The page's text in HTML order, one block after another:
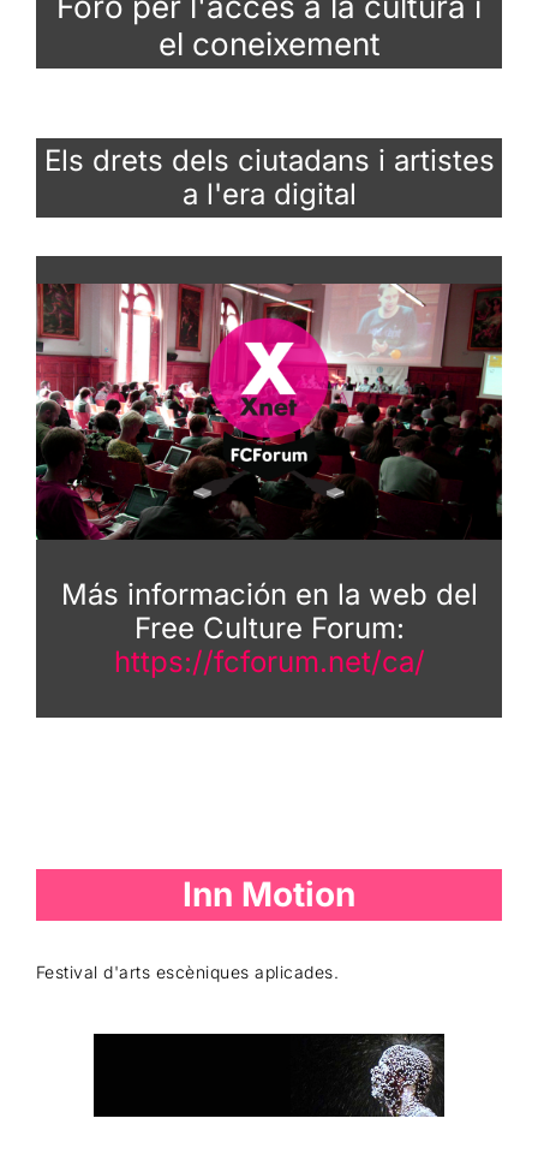
el coneixement
Els drets dels ciutadans i artistes
a l'era digital
Más información en la web del
Free Culture Forum:
https://fcforum.net/ca/
Inn Motion
Festival d'arts escèniques aplicades.